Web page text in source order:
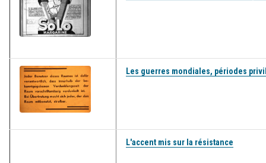
Les guerres mondiales, périodes
L'accent mis sur la résistance